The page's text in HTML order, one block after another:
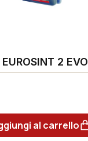
2 EVO
al carrello